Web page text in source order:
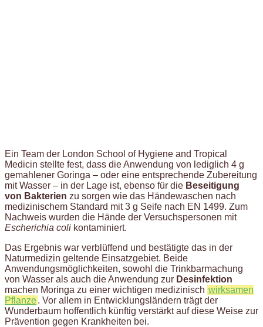
Ein Team der London School of Hygiene and Tropical
Medicin stellte fest, dass die Anwendung von lediglich 4 g
gemahlener Goringa – oder eine entsprechende Zubereitung
mit Wasser – in der Lage ist, ebenso für die Beseitigung
von Bakterien zu sorgen wie das Händewaschen nach
medizinischem Standard mit 3 g Seife nach EN 1499. Zum
Nachweis wurden die Hände der Versuchspersonen mit
Escherichia coli kontaminiert.
Das Ergebnis war verblüffend und bestätigte das in der
Naturmedizin geltende Einsatzgebiet. Beide
Anwendungsmöglichkeiten, sowohl die Trinkbarmachung
von Wasser als auch die Anwendung zur Desinfektion
machen Moringa zu einer wichtigen medizinisch wirksamen
Pflanze. Vor allem in Entwicklungsländern trägt der
Wunderbaum hoffentlich künftig verstärkt auf diese Weise zur
Prävention gegen Krankheiten bei.